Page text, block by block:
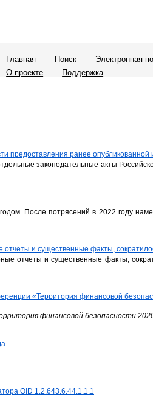
Главная Поиск Электронная
О проекте
Поддержка
предоставления ранее
законодательные акты
После потрясений в 2022 году
и существенные факты,
отчеты и существенные факты,
«Территория финансовой
финансовой безопасности
OID 1.2.643.6.44.1.1.1